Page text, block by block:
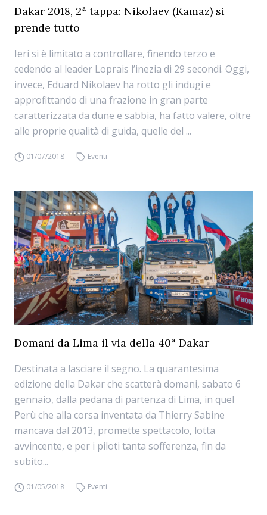
Dakar 2018, 2ª tappa: Nikolaev (Kamaz) si
prende tutto
Ieri si è limitato a controllare, finendo terzo e
cedendo al leader Loprais l’inezia di 29 secondi. Oggi,
invece, Eduard Nikolaev ha rotto gli indugi e
approfittando di una frazione in gran parte
caratterizzata da dune e sabbia, ha fatto valere, oltre
alle proprie qualità di guida, quelle del ...
01/07/2018 Eventi
Domani da Lima il via della 40ª Dakar
Destinata a lasciare il segno. La quarantesima
edizione della Dakar che scatterà domani, sabato 6
gennaio, dalla pedana di partenza di Lima, in quel
Perù che alla corsa inventata da Thierry Sabine
mancava dal 2013, promette spettacolo, lotta
avvincente, e per i piloti tanta sofferenza, fin da
subito...
01/05/2018 Eventi